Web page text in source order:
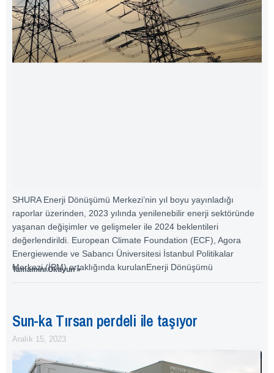
SHURA Enerji Dönüşümü Merkezi’nin yıl boyu yayınladığı
raporlar üzerinden, 2023 yılında yenilenebilir enerji sektöründe
yaşanan değişimler ve gelişmeler ile 2024 beklentileri
değerlendirildi. European Climate Foundation (ECF), Agora
Energiewende ve Sabancı Üniversitesi İstanbul Politikalar
Merkezi (İPM) ortaklığında kurulanEnerji Dönüşümü
Tamamını Okuyun »
Sun-ka Tırsan perdeli ile taşıyor
Aralık 15, 2023